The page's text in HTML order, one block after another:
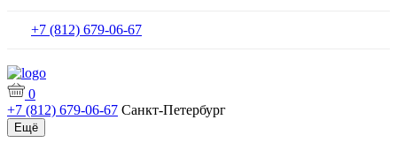
+7 (812) 679-06-67
0
+7 (812) 679-06-67 Санкт-Петербург
Ещё